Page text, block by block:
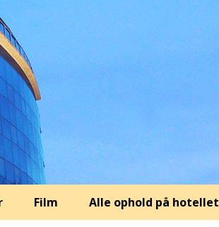
Film Alle ophold på hotellet